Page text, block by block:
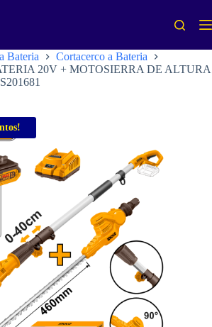
Bateria
Cortacerco a Bateria
20V + MOTOSIERRA DE ALTURA